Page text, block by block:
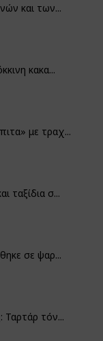
και των...
κακα...
με τραχ...
ταξίδια σ...
σε ψαρ...
Ταρτάρ τόν...